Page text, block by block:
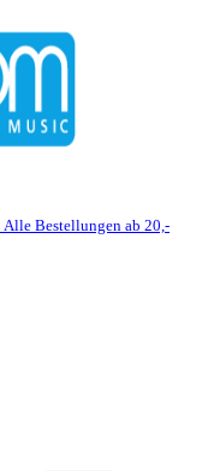
Alle Bestellungen ab 20,-